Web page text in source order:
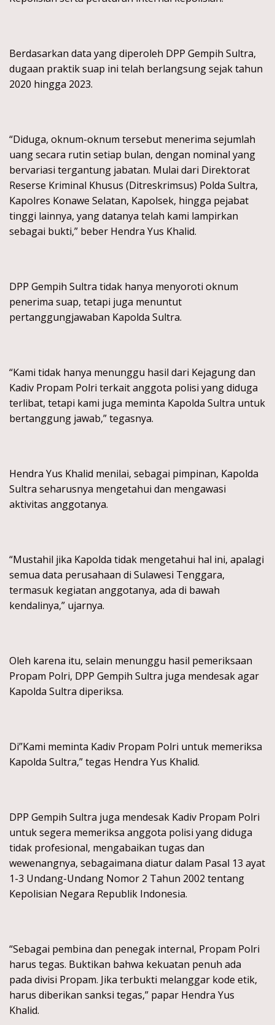
Berdasarkan data yang diperoleh DPP Gempih Sultra,
dugaan praktik suap ini telah berlangsung sejak tahun
2020 hingga 2023.
“Diduga, oknum-oknum tersebut menerima sejumlah
uang secara rutin setiap bulan, dengan nominal yang
bervariasi tergantung jabatan. Mulai dari Direktorat
Reserse Kriminal Khusus (Ditreskrimsus) Polda Sultra,
Kapolres Konawe Selatan, Kapolsek, hingga pejabat
tinggi lainnya, yang datanya telah kami lampirkan
sebagai bukti,” beber Hendra Yus Khalid.
DPP Gempih Sultra tidak hanya menyoroti oknum
penerima suap, tetapi juga menuntut
pertanggungjawaban Kapolda Sultra.
“Kami tidak hanya menunggu hasil dari Kejagung dan
Kadiv Propam Polri terkait anggota polisi yang diduga
terlibat, tetapi kami juga meminta Kapolda Sultra untuk
bertanggung jawab,” tegasnya.
Hendra Yus Khalid menilai, sebagai pimpinan, Kapolda
Sultra seharusnya mengetahui dan mengawasi
aktivitas anggotanya.
“Mustahil jika Kapolda tidak mengetahui hal ini, apalagi
semua data perusahaan di Sulawesi Tenggara,
termasuk kegiatan anggotanya, ada di bawah
kendalinya,” ujarnya.
Oleh karena itu, selain menunggu hasil pemeriksaan
Propam Polri, DPP Gempih Sultra juga mendesak agar
Kapolda Sultra diperiksa.
Di”Kami meminta Kadiv Propam Polri untuk memeriksa
Kapolda Sultra,” tegas Hendra Yus Khalid.
DPP Gempih Sultra juga mendesak Kadiv Propam Polri
untuk segera memeriksa anggota polisi yang diduga
tidak profesional, mengabaikan tugas dan
wewenangnya, sebagaimana diatur dalam Pasal 13 ayat
1-3 Undang-Undang Nomor 2 Tahun 2002 tentang
Kepolisian Negara Republik Indonesia.
“Sebagai pembina dan penegak internal, Propam Polri
harus tegas. Buktikan bahwa kekuatan penuh ada
pada divisi Propam. Jika terbukti melanggar kode etik,
harus diberikan sanksi tegas,” papar Hendra Yus
Khalid.